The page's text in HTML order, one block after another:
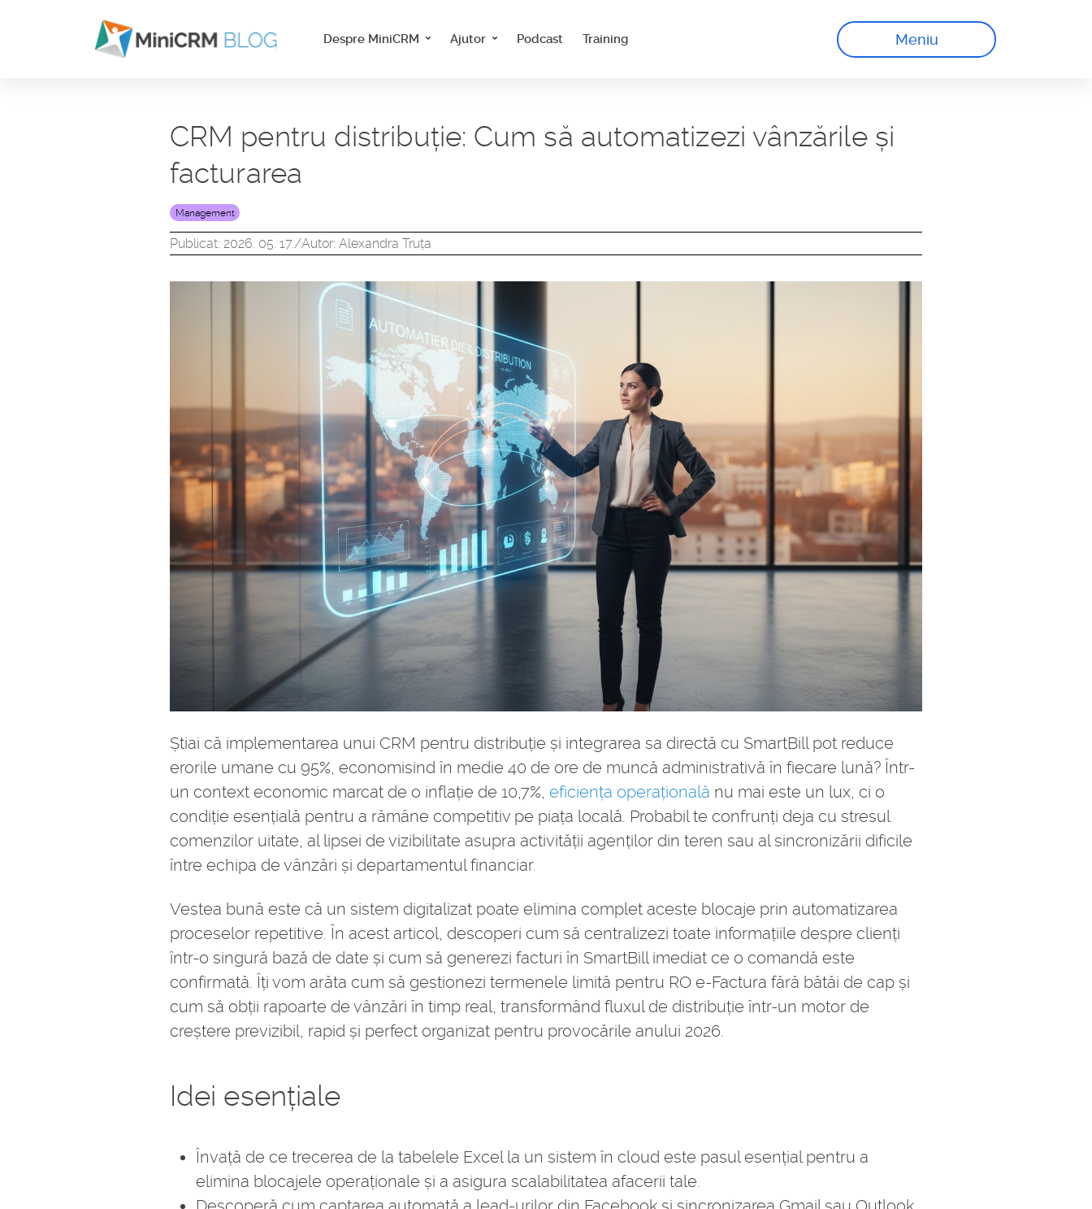
Despre MiniCRM Ajutor Podcast Training Meniu
CRM pentru distribuție: Cum să automatizezi vânzările și
facturarea
Management
Publicat: 2026. 05. 17./Autor: Alexandra Truța
Știai că implementarea unui CRM pentru distribuție și integrarea sa directă cu SmartBill pot reduce
erorile umane cu 95%, economisind în medie 40 de ore de muncă administrativă în fiecare lună? Într-
un context economic marcat de o inflație de 10,7%, eficiența operațională nu mai este un lux, ci o
condiție esențială pentru a rămâne competitiv pe piața locală. Probabil te confrunți deja cu stresul
comenzilor uitate, al lipsei de vizibilitate asupra activității agenților din teren sau al sincronizării dificile
între echipa de vânzări și departamentul financiar.
Vestea bună este că un sistem digitalizat poate elimina complet aceste blocaje prin automatizarea
proceselor repetitive. În acest articol, descoperi cum să centralizezi toate informațiile despre clienți
într-o singură bază de date și cum să generezi facturi în SmartBill imediat ce o comandă este
confirmată. Îți vom arăta cum să gestionezi termenele limită pentru RO e-Factura fără bătăi de cap și
cum să obții rapoarte de vânzări în timp real, transformând fluxul de distribuție într-un motor de
creștere previzibil, rapid și perfect organizat pentru provocările anului 2026.
Idei esențiale
Învață de ce trecerea de la tabelele Excel la un sistem în cloud este pasul esențial pentru a
elimina blocajele operaționale și a asigura scalabilitatea afacerii tale.